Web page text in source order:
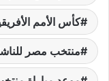
كأس الأمم
منتخب مصر